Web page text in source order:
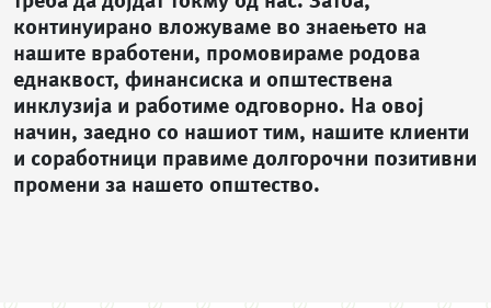
континуирано вложуваме во знаењето на
нашите вработени, промовираме родова
еднаквост, финансиска и општествена
инклузија и работиме одговорно. На овој
начин, заедно со нашиот тим, нашите клиенти
и соработници правиме долгорочни позитивни
промени за нашето општество.